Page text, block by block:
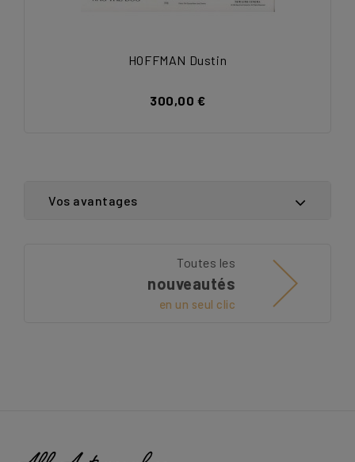
HOFFMAN Dustin
300,00 €
Vos avantages
Toutes les
nouveautés
en un seul clic